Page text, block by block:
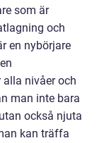
som är
och
en nybörjare
nivåer och
man inte bara
också njuta
kan träffa